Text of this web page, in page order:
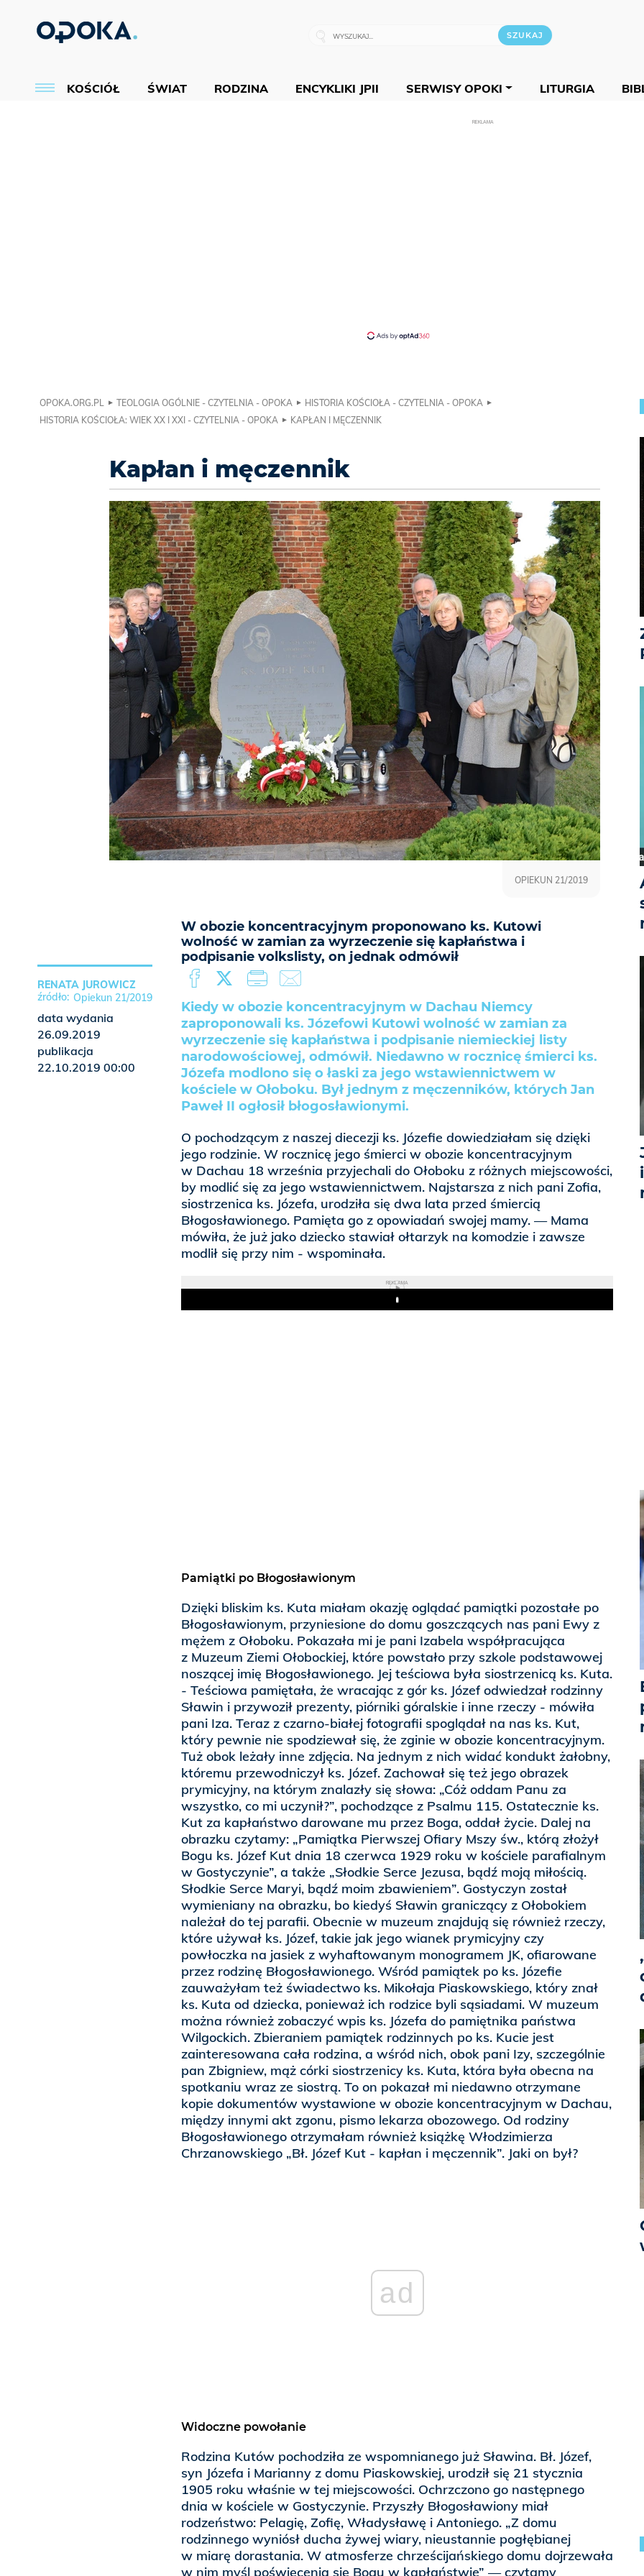
KOŚCIÓŁ ŚWIAT RODZINA ENCYKLIKI JPII SERWISY OPOKI LITURGIA
REKLAMA
OPOKA.ORG.PL TEOLOGIA OGÓLNIE - CZYTELNIA - OPOKA
HISTORIA KOŚCIOŁA - CZYTELNIA - OPOKA
HISTORIA KOŚCIOŁA: WIEK XX I XXI - CZYTELNIA - OPOKA
KAPŁAN I MĘCZENNIK
Kapłan i męczennik
W obozie koncentracyjnym proponowano ks. Kutowi
wolność w zamian za wyrzeczenie się kapłaństwa i
podpisanie volkslisty, on jednak odmówił
OPIEKUN 21/2019
Kiedy w obozie koncentracyjnym w Dachau Niemcy
zaproponowali ks. Józefowi Kutowi wolność w zamian za
wyrzeczenie się kapłaństwa i podpisanie niemieckiej listy
narodowościowej, odmówił. Niedawno w rocznicę śmierci ks.
Józefa modlono się o łaski za jego wstawiennictwem w
kościele w Ołoboku. Był jednym z męczenników, których Jan
Paweł II ogłosił błogosławionymi.
O pochodzącym z naszej diecezji ks. Józefie dowiedziałam się dzięki
jego rodzinie. W rocznicę jego śmierci w obozie koncentracyjnym
w Dachau 18 września przyjechali do Ołoboku z różnych miejscowości,
by modlić się za jego wstawiennictwem. Najstarsza z nich pani Zofia,
siostrzenica ks. Józefa, urodziła się dwa lata przed śmiercią
Błogosławionego. Pamięta go z opowiadań swojej mamy. — Mama
mówiła, że już jako dziecko stawiał ołtarzyk na komodzie i zawsze
modlił się przy nim - wspominała.
REKLAMA
Play
Pamiątki po Błogosławionym
Dzięki bliskim ks. Kuta miałam okazję oglądać pamiątki pozostałe po
Błogosławionym, przyniesione do domu goszczących nas pani Ewy z
mężem z Ołoboku. Pokazała mi je pani Izabela współpracująca
z Muzeum Ziemi Ołobockiej, które powstało przy szkole podstawowej
noszącej imię Błogosławionego. Jej teściowa była siostrzenicą ks. Kuta.
- Teściowa pamiętała, że wracając z gór ks. Józef odwiedzał rodzinny
Sławin i przywoził prezenty, piórniki góralskie i inne rzeczy - mówiła
pani Iza. Teraz z czarno-białej fotografii spoglądał na nas ks. Kut,
który pewnie nie spodziewał się, że zginie w obozie koncentracyjnym.
Tuż obok leżały inne zdjęcia. Na jednym z nich widać kondukt żałobny,
któremu przewodniczył ks. Józef. Zachował się też jego obrazek
prymicyjny, na którym znalazły się słowa: „Cóż oddam Panu za
wszystko, co mi uczynił?”, pochodzące z Psalmu 115. Ostatecznie ks.
Kut za kapłaństwo darowane mu przez Boga, oddał życie. Dalej na
obrazku czytamy: „Pamiątka Pierwszej Ofiary Mszy św., którą złożył
Bogu ks. Józef Kut dnia 18 czerwca 1929 roku w kościele parafialnym
w Gostyczynie”, a także „Słodkie Serce Jezusa, bądź moją miłością.
Słodkie Serce Maryi, bądź moim zbawieniem”. Gostyczyn został
wymieniany na obrazku, bo kiedyś Sławin graniczący z Ołobokiem
należał do tej parafii. Obecnie w muzeum znajdują się również rzeczy,
które używał ks. Józef, takie jak jego wianek prymicyjny czy
powłoczka na jasiek z wyhaftowanym monogramem JK, ofiarowane
przez rodzinę Błogosławionego. Wśród pamiątek po ks. Józefie
zauważyłam też świadectwo ks. Mikołaja Piaskowskiego, który znał
ks. Kuta od dziecka, ponieważ ich rodzice byli sąsiadami. W muzeum
można również zobaczyć wpis ks. Józefa do pamiętnika państwa
Wilgockich. Zbieraniem pamiątek rodzinnych po ks. Kucie jest
zainteresowana cała rodzina, a wśród nich, obok pani Izy, szczególnie
pan Zbigniew, mąż córki siostrzenicy ks. Kuta, która była obecna na
spotkaniu wraz ze siostrą. To on pokazał mi niedawno otrzymane
kopie dokumentów wystawione w obozie koncentracyjnym w Dachau,
między innymi akt zgonu, pismo lekarza obozowego. Od rodziny
Błogosławionego otrzymałam również książkę Włodzimierza
Chrzanowskiego „Bł. Józef Kut - kapłan i męczennik”. Jaki on był?
ad
Widoczne powołanie
Rodzina Kutów pochodziła ze wspomnianego już Sławina. Bł. Józef,
syn Józefa i Marianny z domu Piaskowskiej, urodził się 21 stycznia
1905 roku właśnie w tej miejscowości. Ochrzczono go następnego
dnia w kościele w Gostyczynie. Przyszły Błogosławiony miał
rodzeństwo: Pelagię, Zofię, Władysławę i Antoniego. „Z domu
rodzinnego wyniósł ducha żywej wiary, nieustannie pogłębianej
w miarę dorastania. W atmosferze chrześcijańskiego domu dojrzewała
w nim myśl poświęcenia się Bogu w kapłaństwie” — czytamy
RENATA JUROWICZ
Opiekun 21/2019
data wydania
26.09.2019
publikacja
22.10.2019 00:00